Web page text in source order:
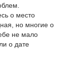
о место
но многие о
не мало
о дате